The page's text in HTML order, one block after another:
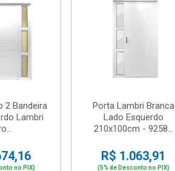
2 Bandeira
Lambri
no PIX)
Porta Lambri Branca
Lado Esquerdo
210x100cm - 9258...
R$ 1.063,91
(5% de Desconto no PIX)